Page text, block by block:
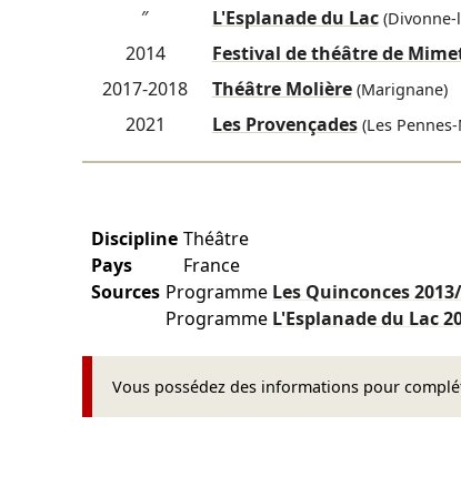
″ L'Esplanade du Lac(Divonne-
2014 Festival de théâtre de
2017-2018 Théâtre Molière(Marignane)
2021 Les Provençades(Les
Discipline Théâtre
Pays
France
Sources Programme Les Quinconces
Programme L'Esplanade du Lac
Vous possédez des informations pour